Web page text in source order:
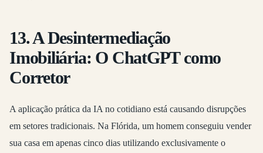
13. A Desintermediação
Imobiliária: O ChatGPT como
Corretor
A aplicação prática da IA no cotidiano está causando disrupções
em setores tradicionais. Na Flórida, um homem conseguiu vender
sua casa em apenas cinco dias utilizando exclusivamente o